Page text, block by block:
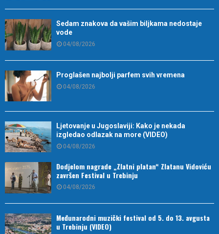
Sedam znakova da vašim biljkama nedostaje
vode
04/08/2026
Proglašen najbolji parfem svih vremena
04/08/2026
Ljetovanje u Jugoslaviji: Kako je nekada
izgledao odlazak na more (VIDEO)
04/08/2026
Dodjelom nagrade „Zlatni platan“ Zlatanu Vidoviću
završen Festival u Trebinju
04/08/2026
Međunarodni muzički festival od 5. do 13. avgusta
u Trebinju (VIDEO)